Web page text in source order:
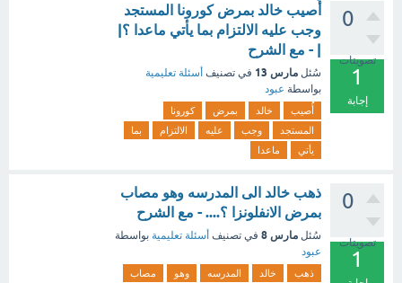
0
تصويتات
1
إجابة
أُُصيب خالد بمرض كورونا المستجد
وجب عليه الالتزام بما يأتي ماعدا ؟|
| - مع الشرح
سُئل مارس 13 في تصنيف أسئلة تعليمية
بواسطة عبود
أُُصيب خالد بمرض
كورونا
المستجد
وجب عليه الالتزام
بما
يأتي
ماعدا
0
تصويتات
1
ذهب خالد الى المدرسه وهو مصاب
بمرض الانفلونزا ؟.... - مع الشرح
سُئل مارس 8 في تصنيف أسئلة تعليمية بواسطة
عبود
ذهب خالد المدرسه وهو مصاب